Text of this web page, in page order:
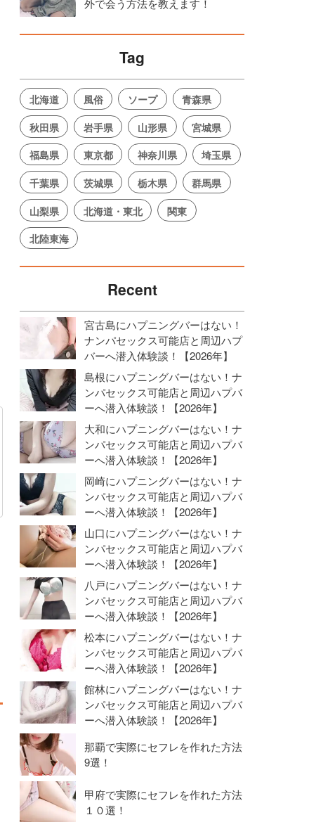
Tag
北海道 風俗 ソープ
青森県
秋田県
岩手県 山形県
宮城県
福島県
東京都 神奈川県
埼玉県
千葉県
茨城県 栃木県
群馬県
山梨県
北海道・東北
関東
北陸東海
Recent
宮古島にハプニングバーはない！
ナンパセックス可能店と周辺ハプ
バーへ潜入体験談！【2026年】
島根にハプニングバーはない！ナ
ンパセックス可能店と周辺ハプバ
ーへ潜入体験談！【2026年】
大和にハプニングバーはない！ナ
ンパセックス可能店と周辺ハプバ
ーへ潜入体験談！【2026年】
岡崎にハプニングバーはない！ナ
ンパセックス可能店と周辺ハプバ
ーへ潜入体験談！【2026年】
山口にハプニングバーはない！ナ
ンパセックス可能店と周辺ハプバ
ーへ潜入体験談！【2026年】
八戸にハプニングバーはない！ナ
ンパセックス可能店と周辺ハプバ
ーへ潜入体験談！【2026年】
松本にハプニングバーはない！ナ
ンパセックス可能店と周辺ハプバ
ーへ潜入体験談！【2026年】
館林にハプニングバーはない！ナ
ンパセックス可能店と周辺ハプバ
ーへ潜入体験談！【2026年】
那覇で実際にセフレを作れた方法
9選！
甲府で実際にセフレを作れた方法
１０選！